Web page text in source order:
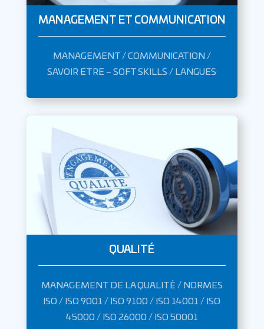
MANAGEMENT ET COMMUNICATION
MANAGEMENT / COMMUNICATION /
SAVOIR ETRE – SOFT SKILLS / LANGUES
QUALITÉ
MANAGEMENT DE LA QUALITÉ / NORMES
ISO / ISO 9001 / ISO 9100 / ISO 14001 / ISO
45000 / ISO 26000 / ISO 50001